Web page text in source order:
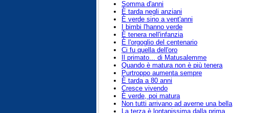
Somma d'anni
È tarda negli anziani
È verde sino a vent'anni
I bimbi l'hanno verde
È tenera nell'infanzia
È l'orgoglio del centenario
Ci fu quella dell'oro
Il primato... di Matusalemme
Quando è matura non è più tenera
Purtroppo aumenta sempre
È tarda a 80 anni
Cresce vivendo
È verde, poi matura
Non tutti arrivano ad averne una bella
La terza è lontanissima dalla prima